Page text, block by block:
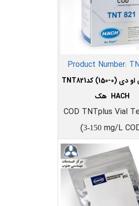
Product Number:
دی (0-150)
کدTNT821
HACH هک
COD TNTplus Vial
(3-150 mg/L